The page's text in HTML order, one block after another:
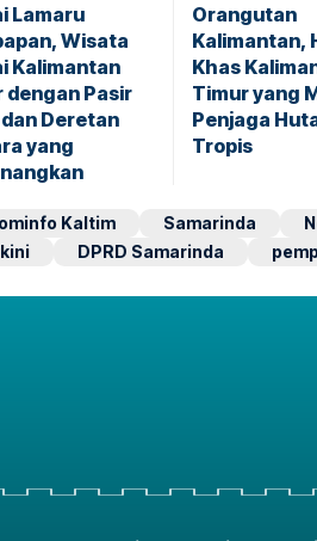
Lamaru
Wisata
Kalimantan
dengan Pasir
Deretan
yang
Orangutan
Kalimantan,
Khas
Timur yang
Penjaga
Tropis
Kaltim Samarinda
DPRD Samarinda